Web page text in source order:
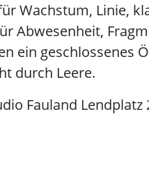
Wachstum, Linie,
Abwesenheit,
ein geschlossenes
durch Leere.
Fauland Lendplatz